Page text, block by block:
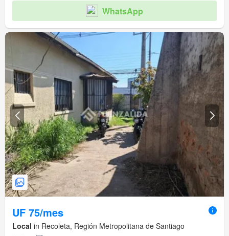
WhatsApp
UF 75/mes
Local in Recoleta, Región Metropolitana de Santiago